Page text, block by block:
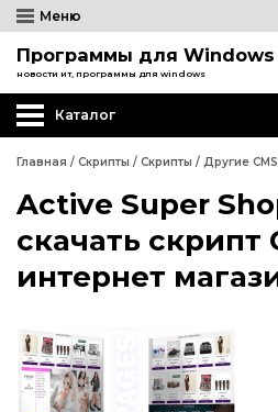
Меню
Программы для Windows
новости ит, программы для windows
Каталог
Wordpress
Joomla
Главная / Скрипты / Скрипты / Другие CMS
Active Super
скачать скрипт
интернет